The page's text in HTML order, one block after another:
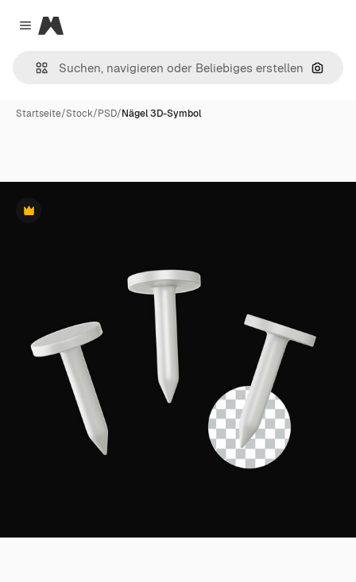
Close menu
Magnific
Nach
Startseite/Stock/PSD/Nägel 3D-Symbol
Premium